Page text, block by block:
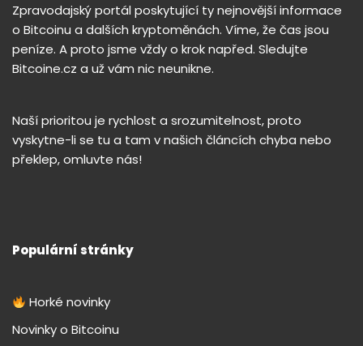
Zpravodajský portál poskytující ty nejnovější informace
o Bitcoinu a dalších kryptoměnách. Víme, že čas jsou
peníze. A proto jsme vždy o krok napřed. Sledujte
Bitcoine.cz a už vám nic neunikne.
Naší prioritou je rychlost a srozumitelnost, proto
vyskytne-li se tu a tam v našich článcích chyba nebo
překlep, omluvte nás!
Populární stránky
Horké novinky
Novinky o Bitcoinu